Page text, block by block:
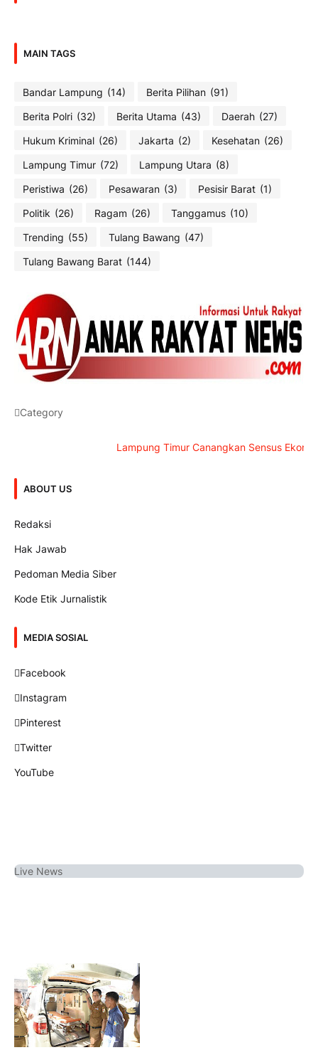
MAIN TAGS
Bandar Lampung (14) Berita Pilihan (91)
Berita Polri (32) Berita Utama (43) Daerah (27)
Hukum Kriminal (26) Jakarta (2) Kesehatan (26)
Lampung Timur (72) Lampung Utara (8)
Peristiwa (26) Pesawaran (3) Pesisir Barat (1)
Politik (26) Ragam (26) Tanggamus (10)
Trending (55) Tulang Bawang (47)
Tulang Bawang Barat (144)
Category
Lampung Timur Canangkan Sensus Ekonomi
ABOUT US
Redaksi
Hak Jawab
Pedoman Media Siber
Kode Etik Jurnalistik
MEDIA SOSIAL
Facebook
Instagram
Pinterest
Twitter
YouTube
Live News